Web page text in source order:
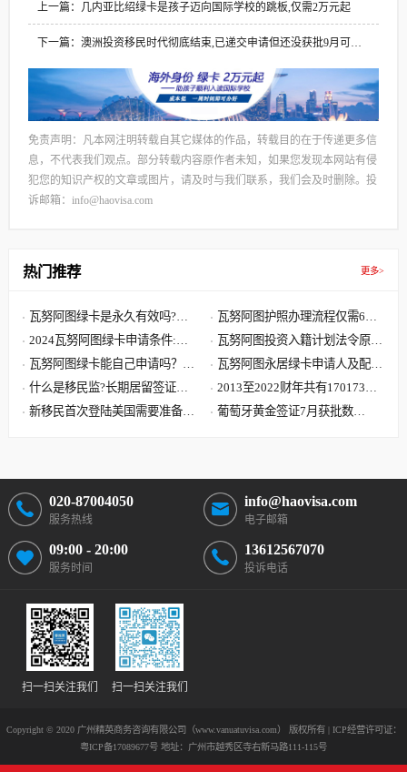
上一篇：几内亚比绍绿卡是孩子迈向国际学校的跳板,仅需2万元起
下一篇：澳洲投资移民时代彻底结束,已递交申请但还没获批9月可申
免责声明：凡本网注明转载自其它媒体的作品，转载目的在于传递更多信
息，不代表我们观点。部分转载内容原作者未知，如果您发现本网站有侵
犯您的知识产权的文章或图片，请及时与我们联系，我们会及时删除。投
诉邮箱：info@haovisa.com
热门推荐 更多>
瓦努阿图绿卡是永久有效吗?瓦
努阿图绿卡有效期是多久?
瓦努阿图护照办理流程仅需6步,
快至30天获批 60天收到原件
2024瓦努阿图绿卡申请条件:单
人8000美元 7天获批三周拿卡
瓦努阿图投资入籍计划法令原文
解读,主申请人捐献8万美元起
瓦努阿图绿卡能自己申请吗？答
案可能要让您失望了
瓦努阿图永居绿卡申请人及配偶
子女需要提供资料最全清单
什么是移民监?长期居留签证和
永久居留签证有什么区别?
2013至2022财年共有170173位
中国大陆申请人移民美国
新移民首次登陆美国需要准备哪
葡萄牙黄金签证7月获批数
020-87004050
服务热线
info@haovisa.com
电子邮箱
09:00 - 20:00
服务时间
13612567070
投诉电话
扫一扫关注我们 扫一扫关注我们
Copyright © 2020 广州精英商务咨询有限公司（www.vanuatuvisa.com） 版权所有 | ICP经营许可证：
粤ICP备17089677号 地址：广州市越秀区寺右新马路111-115号